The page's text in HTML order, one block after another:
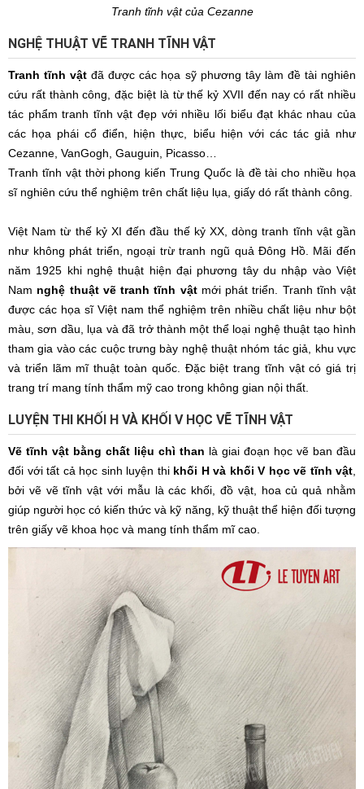
Tranh tĩnh vật của Cezanne
NGHỆ THUẬT VẼ TRANH TĨNH VẬT
Tranh tĩnh vật đã được các họa sỹ phương tây làm đề tài nghiên
cứu rất thành công, đặc biệt là từ thế kỷ XVII đến nay có rất nhiều
tác phẩm tranh tĩnh vật đẹp với nhiều lối biểu đạt khác nhau của
các họa phái cổ điển, hiện thực, biểu hiện với các tác giả như
Cezanne, VanGogh, Gauguin, Picasso…
Tranh tĩnh vật thời phong kiến Trung Quốc là đề tài cho nhiều họa
sĩ nghiên cứu thể nghiệm trên chất liệu lụa, giấy dó rất thành công.
Việt Nam từ thế kỷ XI đến đầu thế kỷ XX, dòng tranh tĩnh vật gần
như không phát triển, ngoại trừ tranh ngũ quả Đông Hồ. Mãi đến
năm 1925 khi nghệ thuật hiện đại phương tây du nhập vào Việt
Nam nghệ thuật vẽ tranh tĩnh vậtmới phát triển. Tranh tĩnh vật
được các họa sĩ Việt nam thể nghiệm trên nhiều chất liệu như bột
màu, sơn dầu, lụa và đã trở thành một thể loại nghệ thuật tạo hình
tham gia vào các cuộc trưng bày nghệ thuật nhóm tác giả, khu vực
và triển lãm mĩ thuật toàn quốc. Đặc biệt trang tĩnh vật có giá trị
trang trí mang tính thẩm mỹ cao trong không gian nội thất.
LUYỆN THI KHỐI H VÀ KHỐI V HỌC VẼ TĨNH VẬT
Vẽ tĩnh vật bằng chất liệu chì than là giai đoạn học vẽ ban đầu
đối với tất cả học sinh luyện thi khối H và khối V học vẽ tĩnh vật
bởi vẽ vẽ tĩnh vật với mẫu là các khối, đồ vật, hoa củ quả nhằm
giúp người học có kiến thức và kỹ năng, kỹ thuật thể hiện đối tượng
trên giấy vẽ khoa học và mang tính thẩm mĩ cao.